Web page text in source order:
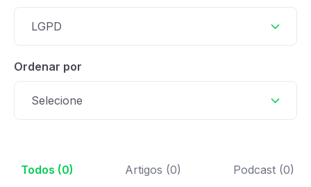
LGPD
Ordenar por
Selecione
Todos (0) Artigos (0) Podcast (0)